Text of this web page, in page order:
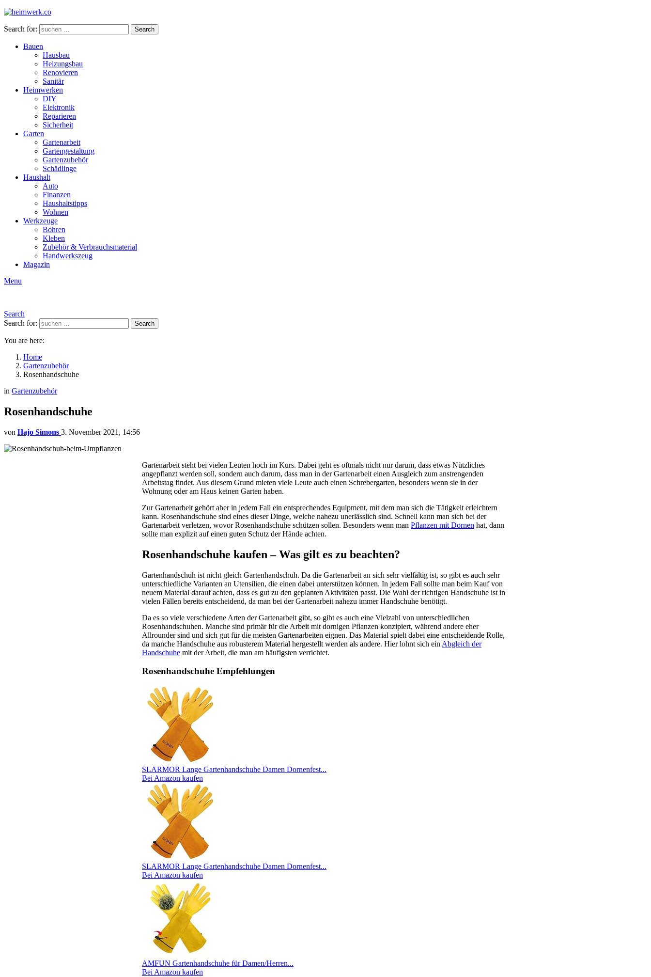
Search for: Search
Bauen
Hausbau
Heizungsbau
Renovieren
Sanitär
Heimwerken
DIY
Elektronik
Reparieren
Sicherheit
Garten
Gartenarbeit
Gartengestaltung
Gartenzubehör
Schädlinge
Haushalt
Auto
Finanzen
Haushaltstipps
Wohnen
Werkzeuge
Bohren
Kleben
Zubehör & Verbrauchsmaterial
Handwerkszeug
Magazin
Menu
Search
Search for:
Search
You are here:
Home
Gartenzubehör
Rosenhandschuhe
in Gartenzubehör
Rosenhandschuhe
von Hajo Simons 3. November 2021, 14:56
Gartenarbeit steht bei vielen Leuten hoch im Kurs. Dabei geht es oftmals nicht nur darum, dass etwas Nützliches
angepflanzt werden soll, sondern auch darum, dass man in der Gartenarbeit einen Ausgleich zum anstrengenden
Arbeitstag findet. Aus diesem Grund mieten viele Leute auch einen Schrebergarten, besonders wenn sie in der
Wohnung oder am Haus keinen Garten haben.
Zur Gartenarbeit gehört aber in jedem Fall ein entsprechendes Equipment, mit dem man sich die Tätigkeit erleichtern
kann. Rosenhandschuhe sind eines dieser Dinge, welche nahezu unerlässlich sind. Schnell kann man sich bei der
Gartenarbeit verletzen, wovor Rosenhandschuhe schützen sollen. Besonders wenn man Pflanzen mit Dornen hat, dann
sollte man explizit auf einen guten Schutz der Hände achten.
Rosenhandschuhe kaufen – Was gilt es zu beachten?
Gartenhandschuh ist nicht gleich Gartenhandschuh. Da die Gartenarbeit an sich sehr vielfältig ist, so gibt es auch sehr
unterschiedliche Varianten an Utensilien, die einen dabei unterstützen können. In jedem Fall sollte man beim Kauf von
neuem Material darauf achten, dass es gut zu den geplanten Aktivitäten passt. Die Wahl der richtigen Handschuhe ist in
vielen Fällen bereits entscheidend, da man bei der Gartenarbeit nahezu immer Handschuhe benötigt.
Da es so viele verschiedene Arten der Gartenarbeit gibt, so gibt es auch eine Vielzahl von unterschiedlichen
Rosenhandschuhen. Manche sind primär für die Arbeit mit dornigen Pflanzen konzipiert, während andere eher
Allrounder sind und sich gut für die meisten Gartenarbeiten eignen. Das Material spielt dabei eine entscheidende Rolle,
da manche Handschuhe aus robusterem Material hergestellt werden als andere. Hier lohnt sich ein Abgleich der
Handschuhe mit der Arbeit, die man am häufigsten verrichtet.
Rosenhandschuhe Empfehlungen
SLARMOR Lange Gartenhandschuhe Damen Dornenfest...
Bei Amazon kaufen
SLARMOR Lange Gartenhandschuhe Damen Dornenfest...
Bei Amazon kaufen
AMFUN Gartenhandschuhe für Damen/Herren...
Bei Amazon kaufen